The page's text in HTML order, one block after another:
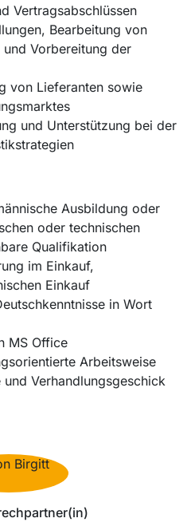
Vertragsabschlüssen
Bearbeitung von
Vorbereitung der
von Lieferanten sowie
und Unterstützung bei der
Ausbildung oder
oder technischen
Qualifikation
im Einkauf,
Einkauf
in Wort
MS Office
Arbeitsweise
Verhandlungsgeschick